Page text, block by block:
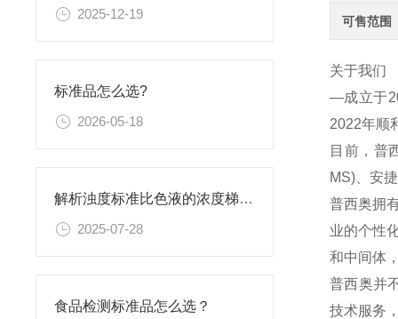
2025-12-19
标准品怎么选?
2026-05-18
解析浊度标准比色液的浓度梯度与配比
2025-07-28
食品检测标准品怎么选？
可售范围
关于我们
—成立于
2022年顺
目前，普
MS)、安
普西奥拥
业的个性
和中间体
普西奥并
技术服务